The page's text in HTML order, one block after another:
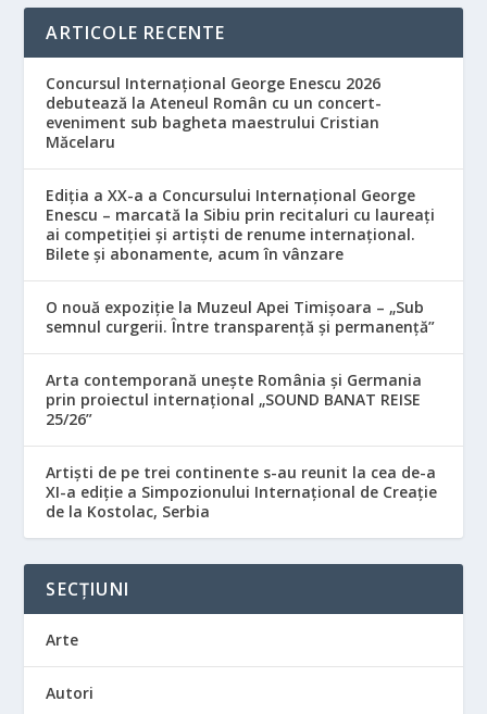
ARTICOLE RECENTE
Concursul Internațional George Enescu 2026
debutează la Ateneul Român cu un concert-
eveniment sub bagheta maestrului Cristian
Măcelaru
Ediția a XX-a a Concursului Internațional George
Enescu – marcată la Sibiu prin recitaluri cu laureați
ai competiției și artiști de renume internațional.
Bilete și abonamente, acum în vânzare
O nouă expoziție la Muzeul Apei Timișoara – „Sub
semnul curgerii. Între transparență și permanență”
Arta contemporană unește România și Germania
prin proiectul internațional „SOUND BANAT REISE
25/26”
Artiști de pe trei continente s-au reunit la cea de-a
XI-a ediție a Simpozionului Internațional de Creație
de la Kostolac, Serbia
SECȚIUNI
Arte
Autori